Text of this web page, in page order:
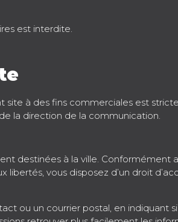
est interdite.
site à des fins commerciales est
la direction de la communication.
destinées à la ville. Conformément
libertés, vous disposez d’un droit
ou un courrier postal, en indiquant